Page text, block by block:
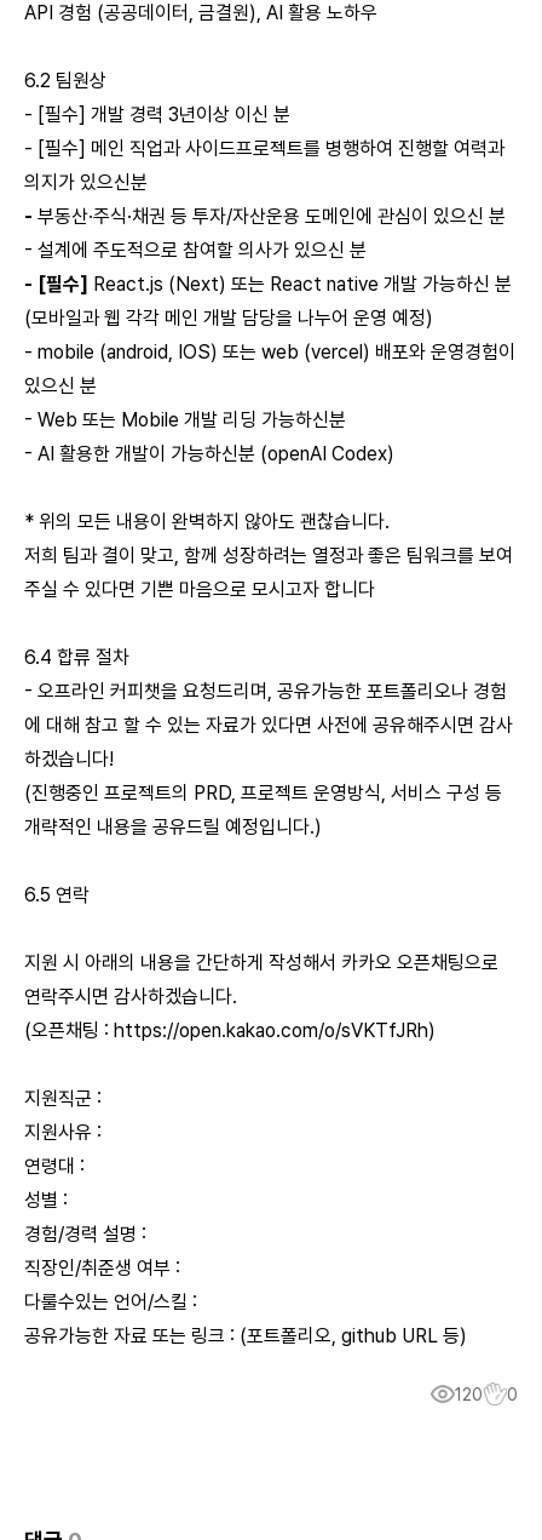
API 경험 (공공데이터, 금결원), AI 활용 노하우
6.2 팀원상
- [필수] 개발 경력 3년이상 이신 분
- [필수] 메인 직업과 사이드프로젝트를 병행하여 진행할 여력과
의지가 있으신분
- 부동산·주식·채권 등 투자/자산운용 도메인에 관심이 있으신 분
- 설계에 주도적으로 참여할 의사가 있으신 분
- [필수] React.js (Next) 또는 React native 개발 가능하신 분
(모바일과 웹 각각 메인 개발 담당을 나누어 운영 예정)
- mobile (android, IOS) 또는 web (vercel) 배포와 운영경험이
있으신 분
- Web 또는 Mobile 개발 리딩 가능하신분
- AI 활용한 개발이 가능하신분 (openAI Codex)
* 위의 모든 내용이 완벽하지 않아도 괜찮습니다.
저희 팀과 결이 맞고, 함께 성장하려는 열정과 좋은 팀워크를 보여
주실 수 있다면 기쁜 마음으로 모시고자 합니다
6.4 합류 절차
- 오프라인 커피챗을 요청드리며, 공유가능한 포트폴리오나 경험
에 대해 참고 할 수 있는 자료가 있다면 사전에 공유해주시면 감사
하겠습니다!
(진행중인 프로젝트의 PRD, 프로젝트 운영방식, 서비스 구성 등
개략적인 내용을 공유드릴 예정입니다.)
6.5 연락
지원 시 아래의 내용을 간단하게 작성해서 카카오 오픈채팅으로
연락주시면 감사하겠습니다.
(오픈채팅 : https://open.kakao.com/o/sVKTfJRh)
지원직군 :
지원사유 :
연령대 :
성별 :
경험/경력 설명 :
직장인/취준생 여부 :
다룰수있는 언어/스킬 :
공유가능한 자료 또는 링크 : (포트폴리오, github URL 등)
120 0